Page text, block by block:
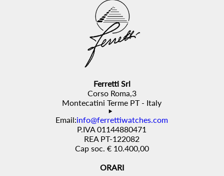
Ferretti Srl
Corso Roma,3
Montecatini Terme PT - Italy
Email:info@ferrettiwatches.com
P.IVA 01144880471
REA PT-122082
Cap soc. € 10.400,00
ORARI